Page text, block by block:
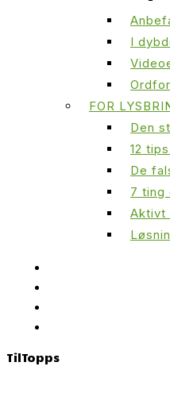
I
FOR
Den
12
De
7 ting
Aktivt
TilTopps